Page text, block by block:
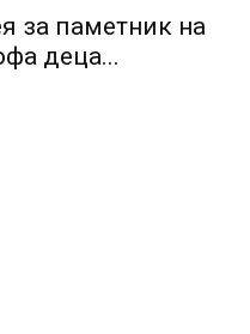
за паметник на
деца...